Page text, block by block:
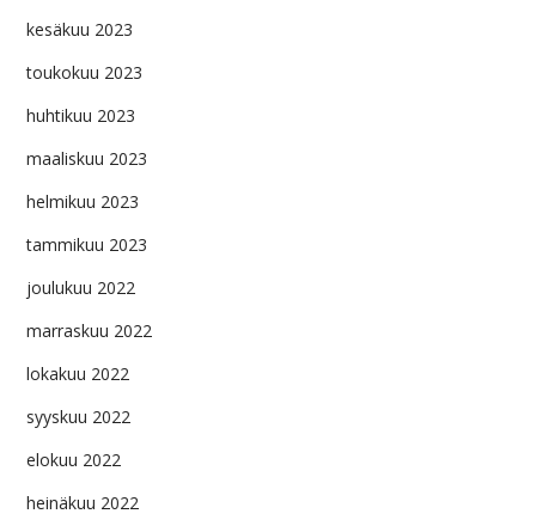
kesäkuu 2023
toukokuu 2023
huhtikuu 2023
maaliskuu 2023
helmikuu 2023
tammikuu 2023
joulukuu 2022
marraskuu 2022
lokakuu 2022
syyskuu 2022
elokuu 2022
heinäkuu 2022